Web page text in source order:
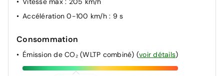
Accélération 0-100 km/h : 9 s
Consommation
Émission de CO₂ (WLTP combiné) (voir détails)